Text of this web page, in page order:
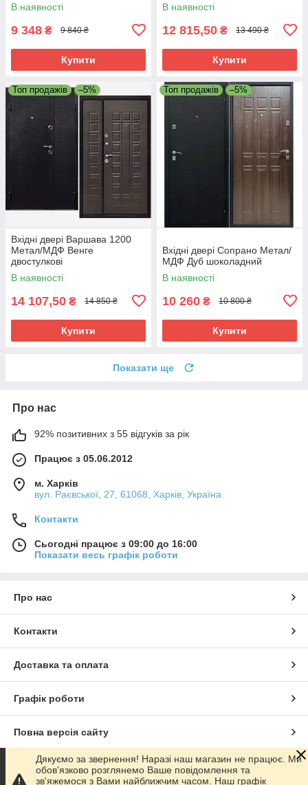
В наявності
9 348 ₴ 9 840 ₴
Купити
В наявності
12 815,50 ₴ 13 490 ₴
Купити
Топ продажів –5%
Вхідні двері Варшава 1200
Метал/МДФ Венге
двостулкові
В наявності
14 107,50 ₴ 14 850 ₴
Купити
Топ продажів –5%
Вхідні двері Сопрано Метал/
МДФ Дуб шоколадний
В наявності
10 260 ₴ 10 800 ₴
Купити
Показати ще
Про нас
92% позитивних з 55 відгуків за рік
Працює з 05.06.2012
м. Харків
вул. Раєвської, 27, 61068, Харків, Україна
Контакти
Сьогодні працює з 09:00 до 16:00
Показати весь графік роботи
Про нас
Контакти
Доставка та оплата
Графік роботи
Повна версія сайту
Сайт створено на маркетплейсіProm.ua
Дякуємо за звернення! Наразі наш магазин не працює. Ми
обов'язково розглянемо Ваше повідомлення та
зв'яжемося з Вами найближчим часом. Наш графік